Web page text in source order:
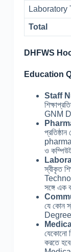
Laboratory
Total
DHFWS
Education
Staff
GNM
pharma)
ও
স্বীকৃত
সঙ্গে এক
যে কোন
Degree
যেকোনো
করতে